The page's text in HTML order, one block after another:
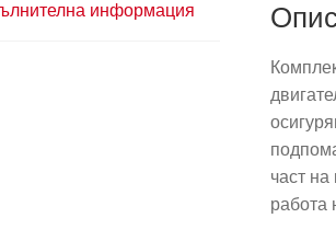
информация
част
работа